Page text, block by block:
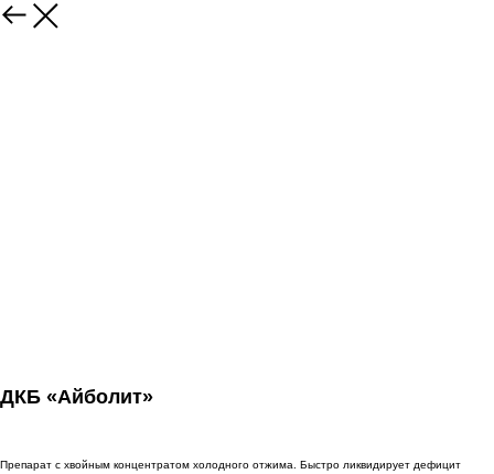
ДКБ «Айболит»
Препарат с хвойным концентратом холодного отжима. Быстро ликвидирует дефицит